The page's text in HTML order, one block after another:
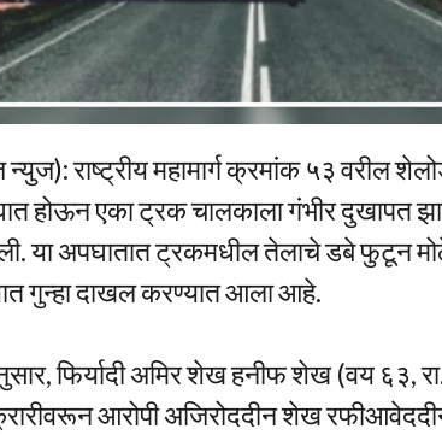
राष्ट्रीय महामार्ग क्रमांक ५३ वरील
होऊन एका ट्रक चालकाला गंभीर दुखापत
या अपघातात ट्रकमधील तेलाचे डबे फुटून
गुन्हा दाखल करण्यात आला आहे.
फिर्यादी अमिर शेख हनीफ शेख (वय ६३,
आरोपी अजिरोददीन शेख